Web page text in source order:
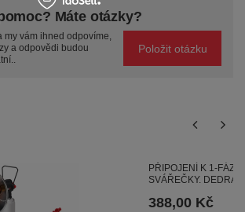
Máte otázky?
my vám ihned odpovíme,
a odpovědi budou
Položit otázku
PŘIPOJENÍ K 1-
SVÁŘEČKY. DEDRA
388,00 Kč